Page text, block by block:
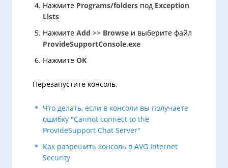
Нажмите Programs/folders под Exception
Lists
Нажмите Add >> Browse и выберите файл
ProvideSupportConsole.exe
Нажмите OK
Перезапустите консоль.
Что делать, если в консоли вы получаете
ошибку "Cannot connect to the
ProvideSupport Chat Server"
Как разрешить консоль в AVG Internet
Security